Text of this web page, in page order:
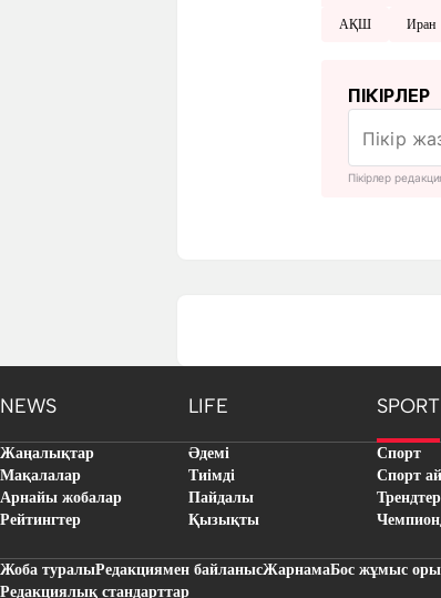
АҚШ Иран
ПІКІРЛЕР
Пікірлер
NEWS LIFE SPORT
Жаңалықтар
Мақалалар
Арнайы жобалар
Рейтингтер
Әдемі
Тиімді
Пайдалы
Қызықты
Спорт
Спорт
Трендтер
Жоба туралыРедакциямен байланысЖарнамаБос жұмыс
Редакциялық стандарттар